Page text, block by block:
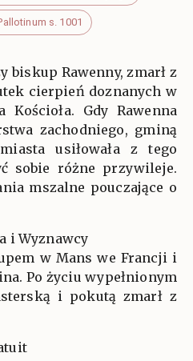
s. 1001
biskup Rawenny, zmarł z
cierpień doznanych w
Kościoła. Gdy Rawenna
zachodniego, gminą
usiłowała z tego
sobie różne przywileje.
mszalne pouczające o
i Wyznawcy
w Mans we Francji i
Po życiu wypełnionym
i pokutą zmarł z